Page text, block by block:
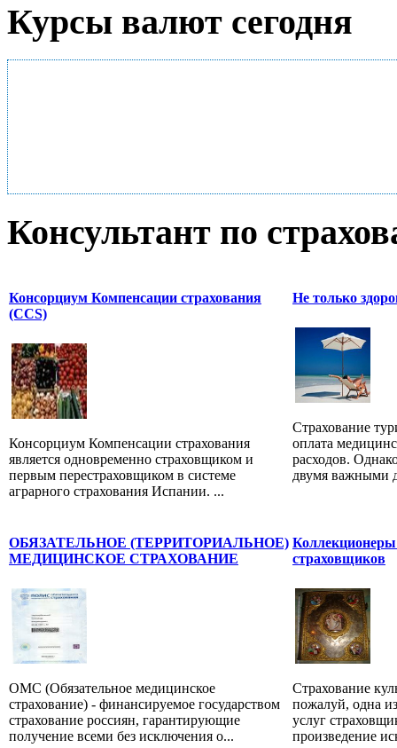
Курсы валют сегодня
Консультант по
Консорциум Компенсации страхования
(CCS)
Консорциум Компенсации страхования
является одновременно страховщиком и
первым перестраховщиком в системе
аграрного страхования Испании. ...
Не только
Страхование
оплата
расходов.
двумя важными
ОБЯЗАТЕЛЬНОЕ (ТЕРРИТОРИАЛЬНОЕ)
МЕДИЦИНСКОЕ СТРАХОВАНИЕ
ОМС (Обязательное медицинское
страхование) - финансируемое государством
страхование россиян, гарантирующие
получение всеми без исключения о...
страховщиков
Страхование
пожалуй, одна
услуг
произведение